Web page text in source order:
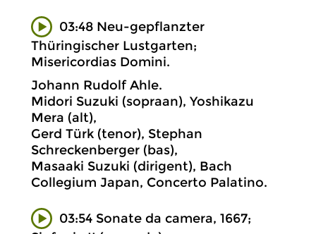
03:48 Neu-gepflanzter
Thüringischer Lustgarten;
Misericordias Domini.
Johann Rudolf Ahle.
Midori Suzuki (sopraan), Yoshikazu
Mera (alt),
Gerd Türk (tenor), Stephan
Schreckenberger (bas),
Masaaki Suzuki (dirigent), Bach
Collegium Japan, Concerto Palatino.
03:54 Sonate da camera, 1667;